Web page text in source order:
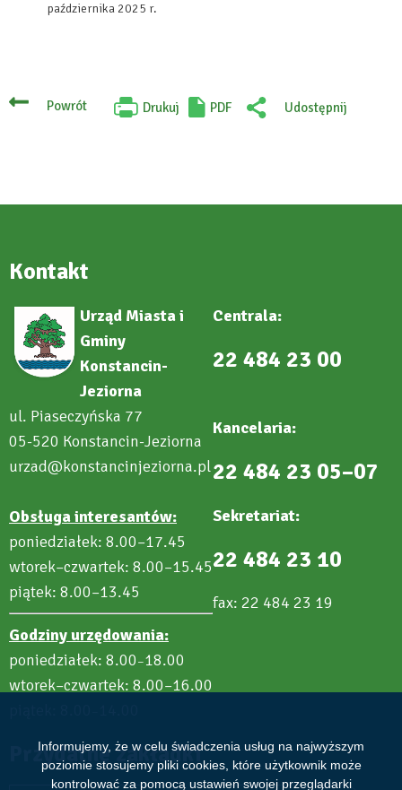
Informujemy, że w celu świadczenia usług na najwyższym
poziomie stosujemy pliki cookies, które użytkownik może
kontrolować za pomocą ustawień swojej przeglądarki
października 2025 r.
Powrót Drukuj
Will
PDF
Udostępnij
Kontakt
Urząd Miasta i
Gminy
Konstancin-
Jeziorna
ul. Piaseczyńska 77
05-520 Konstancin-Jeziorna
urzad@konstancinjeziorna.pl
Obsługa interesantów:
poniedziałek: 8.00–17.45
wtorek–czwartek: 8.00–15.45
piątek: 8.00–13.45
Godziny urzędowania:
poniedziałek: 8.00–18.00
wtorek–czwartek: 8.00–16.00
Centrala:
22 484 23 00
Kancelaria:
22 484 23 05–07
Sekretariat:
22 484 23 10
fax: 22 484 23 19
Przydatne zakładki